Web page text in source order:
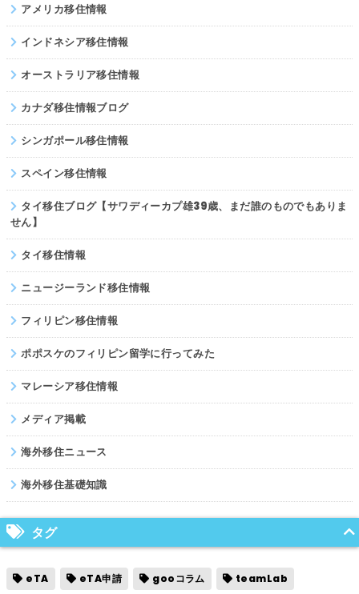
パキスタン
アメリカ移住情報
インドネシア移住情報
オーストラリア移住情報
カナダ移住情報ブログ
シンガポール移住情報
スペイン移住情報
タイ移住ブログ【サワディーカプ雄39歳、まだ誰のものでもありま
せん】
タイ移住情報
ニュージーランド移住情報
フィリピン移住情報
ポポスケのフィリピン留学に行ってみた
マレーシア移住情報
メディア掲載
海外移住ニュース
海外移住基礎知識
タグ
eTA eTA申請 gooコラム
teamLab